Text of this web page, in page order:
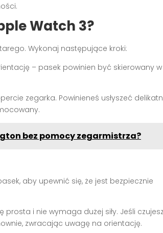
Watch 3?
Wykonaj następujące kroki:
– pasek powinien być skierowany
zegarka. Powinieneś usłyszeć
bez pomocy zegarmistrza?
aby upewnić się, że jest bezpiecznie
prosta i nie wymaga dużej siły. Jeśli
zwracając uwagę na orientację.